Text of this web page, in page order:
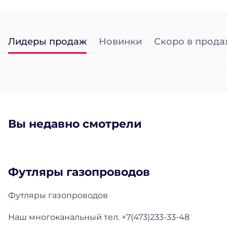
Лидеры продаж Новинки Скоро в
Вы недавно смотрели
Футляры газопроводов
Футляры газопроводов
Наш многоканальный тел. +7(473)233-33-48